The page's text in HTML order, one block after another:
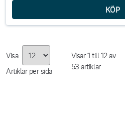
Visa
Artiklar per sida
Visar1 till 12av
53 artiklar